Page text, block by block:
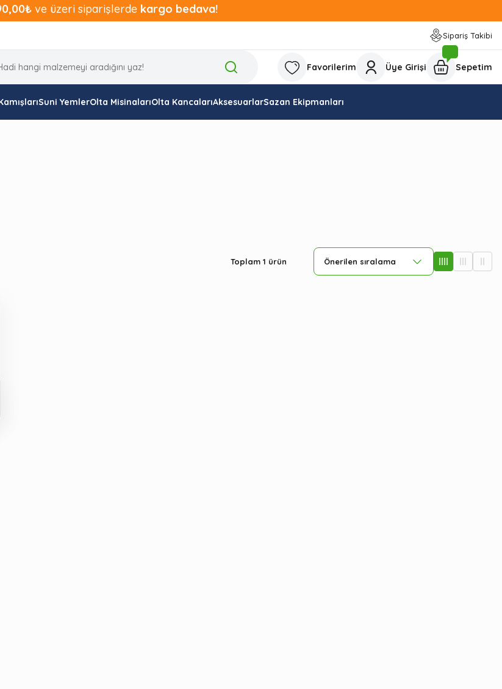
ve üzeri siparişlerde kargo bedava!
Sipariş Takibi
Favorilerim Üye Girişi Sepetim
Suni YemlerOlta MisinalarıOlta KancalarıAksesuarlarSazan Ekipmanları
Toplam 1 ürün